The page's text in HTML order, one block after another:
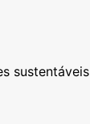
sustentáveis